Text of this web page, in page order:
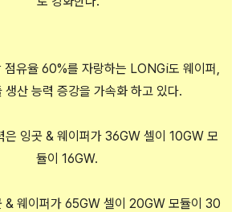
점유율 60%를 자랑하는 LONGi도 웨이퍼,
생산 능력 증강을 가속화 하고 있다.
은 잉곳 & 웨이퍼가 36GW 셀이 10GW 모
듈이 16GW.
& 웨이퍼가 65GW 셀이 20GW 모듈이 30